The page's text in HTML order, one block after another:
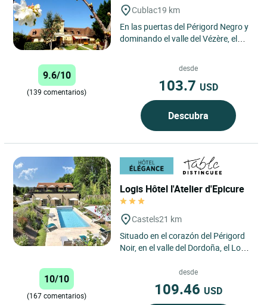
Cublac19 km
En las puertas del Périgord Negro y
dominando el valle del Vézère, el
9.6/10
(139 comentarios)
desde
103.7 USD
Descubra
Logis Hôtel l'Atelier d'Epicure
Castels21 km
Situado en el corazón del Périgord
Noir, en el valle del Dordoña, el Logis
L’Atelier d’Epicure...
10/10
(167 comentarios)
desde
109.46 USD